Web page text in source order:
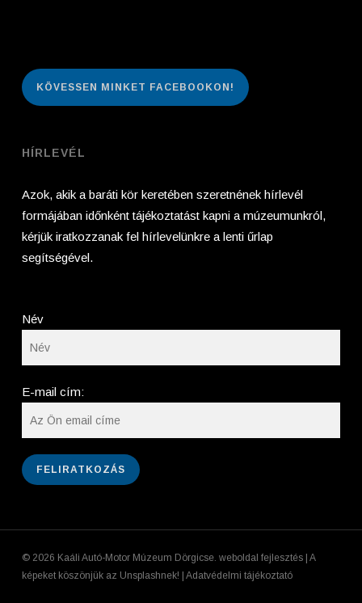
KÖVESSEN MINKET FACEBOOKON!
HÍRLEVÉL
Azok, akik a baráti kör keretében szeretnének hírlevél
formájában időnként tájékoztatást kapni a múzeumunkról,
kérjük iratkozzanak fel hírlevelünkre a lenti űrlap
segítségével.
Név
E-mail cím:
© 2026 Kaáli Autó-Motor Múzeum Dörgicse. weboldal fejlesztés| A
képeket köszönjük az Unsplashnek! Adatvédelmi tájékoztató